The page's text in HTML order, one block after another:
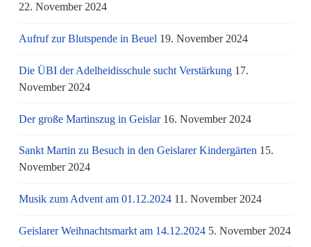
22. November 2024
Aufruf zur Blutspende in Beuel 19. November 2024
Die ÜBI der Adelheidisschule sucht Verstärkung 17.
November 2024
Der große Martinszug in Geislar 16. November 2024
Sankt Martin zu Besuch in den Geislarer Kindergärten 15.
November 2024
Musik zum Advent am 01.12.2024 11. November 2024
Geislarer Weihnachtsmarkt am 14.12.2024 5. November 2024